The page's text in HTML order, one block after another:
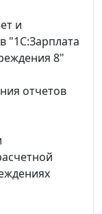
и
"1С:Зарплата
8"
отчетов